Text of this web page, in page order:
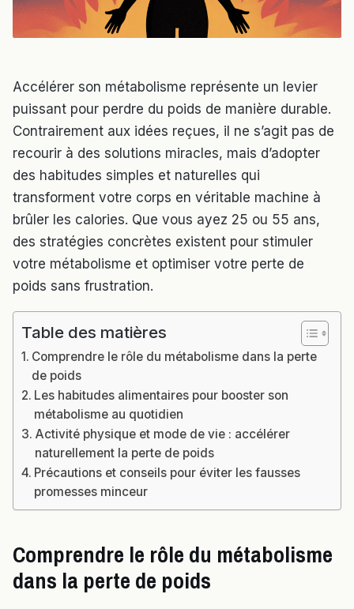
Accélérer son métabolisme représente un levier
puissant pour perdre du poids de manière durable.
Contrairement aux idées reçues, il ne s’agit pas de
recourir à des solutions miracles, mais d’adopter
des habitudes simples et naturelles qui
transforment votre corps en véritable machine à
brûler les calories. Que vous ayez 25 ou 55 ans,
des stratégies concrètes existent pour stimuler
votre métabolisme et optimiser votre perte de
poids sans frustration.
Table des matières
Comprendre le rôle du métabolisme dans la perte
de poids
Les habitudes alimentaires pour booster son
métabolisme au quotidien
Activité physique et mode de vie : accélérer
naturellement la perte de poids
Précautions et conseils pour éviter les fausses
promesses minceur
Comprendre le rôle du métabolisme
dans la perte de poids